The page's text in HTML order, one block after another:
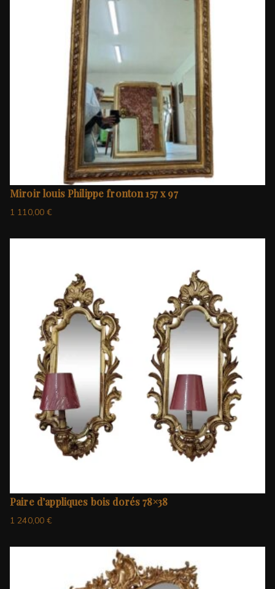
Miroir louis Philippe fronton 157 x 97
1 110,00€
Paire d’appliques bois dorés 78×38
1 240,00€